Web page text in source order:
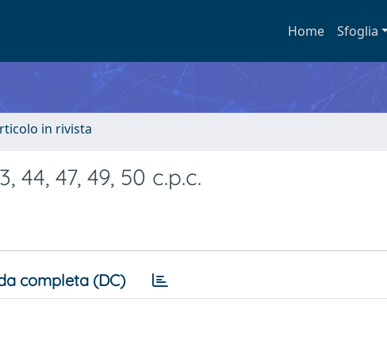
Home Sfoglia
in rivista
44, 47, 49, 50 c.p.c.
completa (DC)